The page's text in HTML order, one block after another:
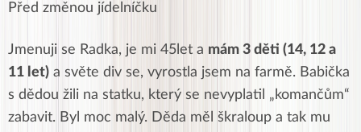
Před změnou jídelníčku
Jmenuji se Radka, je mi 45let a mám 3 děti (14, 12 a
11 let) a světe div se, vyrostla jsem na farmě. Babička
s dědou žili na statku, který se nevyplatil „komančům“
zabavit. Byl moc malý. Děda měl škraloup a tak mu